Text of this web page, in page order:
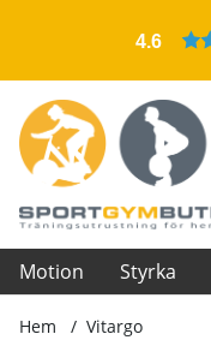
4.6
Motion Styrka
Hem Vitargo